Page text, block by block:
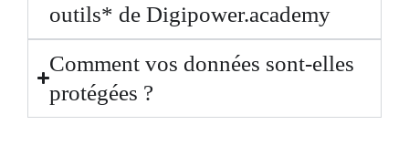
outils* de Digipower.academy
Comment vos données sont-elles
protégées ?